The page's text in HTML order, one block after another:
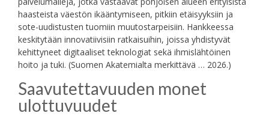
haasteista väestön ikääntymiseen, pitkiin etäisyyksiin ja
sote-uudistusten tuomiin muutostarpeisiin. Hankkeessa
keskitytään innovatiivisiin ratkaisuihin, joissa yhdistyvät
kehittyneet digitaaliset teknologiat sekä ihmislähtöinen
hoito ja tuki. (Suomen Akatemialta merkittävä … 2026.)
Saavutettavuuden monet
ulottuvuudet